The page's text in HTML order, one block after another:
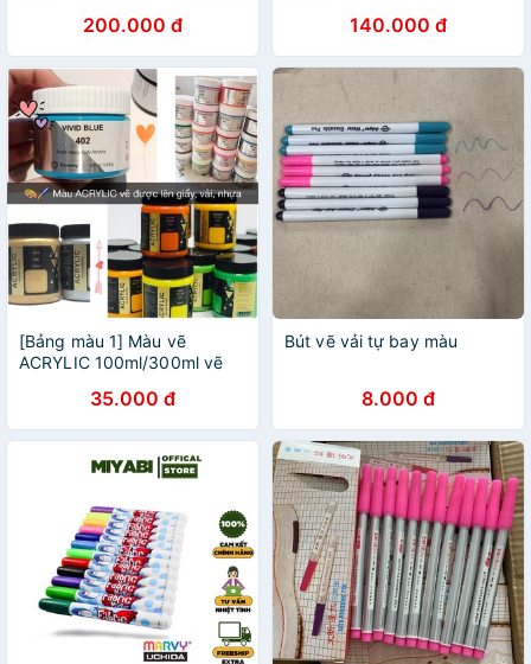
200.000 đ 140.000 đ
[Bảng màu 1] Màu vẽ
ACRYLIC 100ml/300ml vẽ
tranh tường, gốm…
35.000 đ
Bút vẽ vải tự bay màu
8.000 đ